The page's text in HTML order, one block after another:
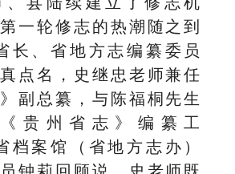
一轮修志的热潮随之到
长、省地方志编纂委员
点名，史继忠老师兼任
副总纂，与陈福桐先生
贵州省志》编纂工
档案馆（省地方志办）